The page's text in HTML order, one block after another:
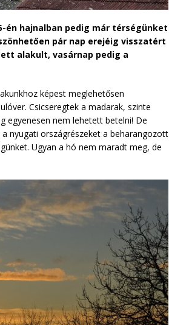
én hajnalban pedig már térségünket
pár nap erejéig visszatért
alakult, vasárnap pedig a
képest meglehetősen
Csicseregtek a madarak, szinte
egyenesen nem lehetett betelni! De
nyugati országrészeket a beharangozott
Ugyan a hó nem maradt meg, de